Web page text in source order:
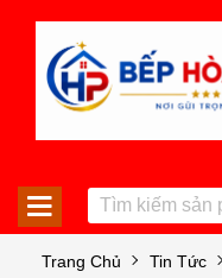
Trang Chủ
Tin Tức